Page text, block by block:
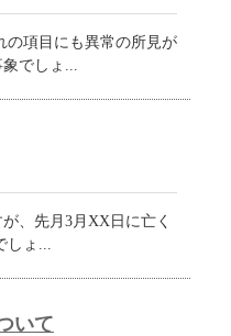
の項目にも異常の所見が
でしょ...
、先月3月XX日に亡く
しょ...
いて